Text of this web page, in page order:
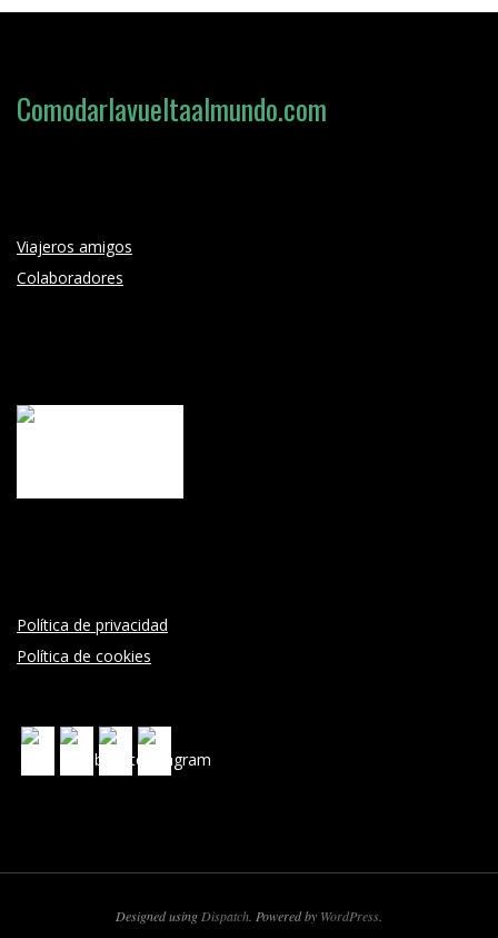
Comodarlavueltaalmundo.com
Viajeros amigos
Colaboradores
Política de privacidad
Política de cookies
Designed using Dispatch . Powered by WordPress